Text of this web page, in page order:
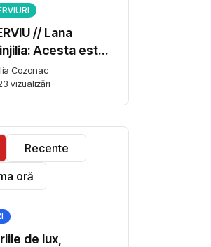
de Guvernul
va eșua”
// Lana
Acesta este
nostru. Fără
Ucrainei,
nu se poate
Cozonac
vizualizări
Recente
oră
de lux,